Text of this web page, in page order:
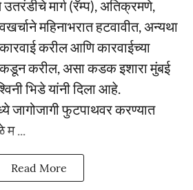
मार्ग (रॅम्प), अतिक्रमणे,
महिनाभरात हटवावीत, अन्यथा
करील आणि कारवाईच्या
करील, असा कडक इशारा मुंबई
भिडे यांनी दिला आहे.
जागोजागी फुटपाथवर करण्यात
...
Read More